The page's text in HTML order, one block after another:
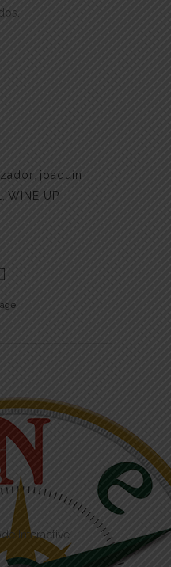
joaquín
, WINE UP
Interactive